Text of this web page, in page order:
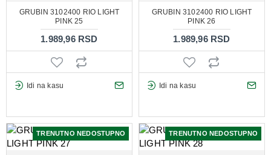
GRUBIN 3102400 RIO LIGHT
PINK 25
1.989,96 RSD
Idi na kasu
GRUBIN 3102400 RIO LIGHT
PINK 26
1.989,96 RSD
Idi na kasu
TRENUTNO NEDOSTUPNO TRENUTNO NEDOSTUPNO